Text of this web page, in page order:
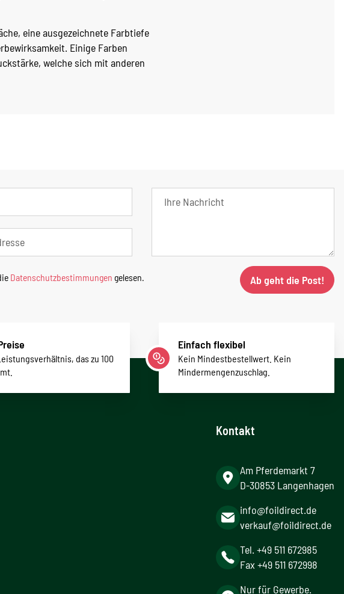
eine ausgezeichnete Farbtiefe
Einige Farben
welche sich mit anderen
Datenschutzbestimmungen gelesen. Ab geht die Post!
das zu 100
Einfach flexibel
Kein Mindestbestellwert. Kein
Mindermengenzuschlag.
Kontakt
Am Pferdemarkt 7
D-30853 Langenhagen
info@foildirect.de
verkauf@foildirect.de
Tel. +49 511 672985
Fax +49 511 672998
Nur für Gewerbe.